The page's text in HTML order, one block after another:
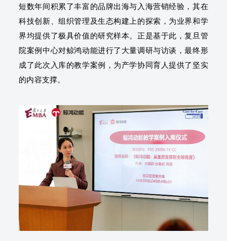
短数年间积累了丰富的品牌出海与入海营销经验，其在
科技创新、组织管理及生态构建上的探索，为业界和学
界均提供了极具价值的研究样本。正是基于此，复旦管
院案例中心对鲸鸿动能进行了大量调研与访谈，最终形
成了此次入库的教学案例，为产学协同育人提供了坚实
的内容支撑。